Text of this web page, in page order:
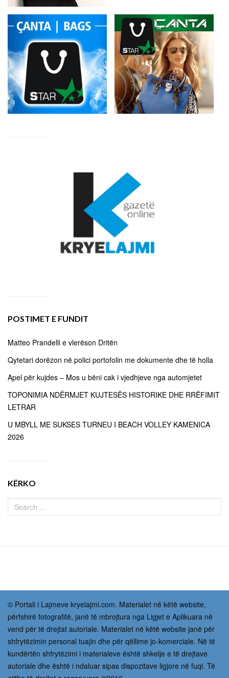
POSTIMET E FUNDIT
Matteo Prandelli e vlerëson Dritën
Qytetari dorëzon në polici portofolin me dokumente dhe të holla
Apel për kujdes – Mos u bëni cak i vjedhjeve nga automjetet
TOPONIMIA NDËRMJET KUJTESËS HISTORIKE DHE RRËFIMIT
LETRAR
U MBYLL ME SUKSES TURNEU I BEACH VOLLEY KAMENICA
2026
KËRKO
© Portali i Lajmeve kryelajmi.com. Materialet në këtë website,
përfshirë fotografitë, janë të mbrojtura nga Ligjet e Aplikuara në
vend për të drejtat autoriale. Materialet në këtë website janë për
shfrytëzimin personal tuajin dhe për qëllime jo-komerciale. Në të
kundërtën shfrytëzimi i materialeve është shkelje e të drejtave
autoriale dhe është i ndaluar sipas dispozitave ligjore në fuqi. Të